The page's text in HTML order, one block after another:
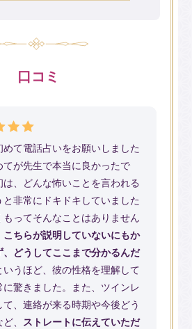
口コミ
めて電話占いをお願いしました
てが先生で本当に良かったで
は、どんな怖いことを言われる
と非常にドキドキしていました
もってそんなことはありません
こちらが説明していないにもか
、どうしてここまで分かるんだ
いうほど、彼の性格を理解して
に驚きました。また、ツインレ
て、連絡が来る時期や今後どう
、
ストレートに伝えていただ